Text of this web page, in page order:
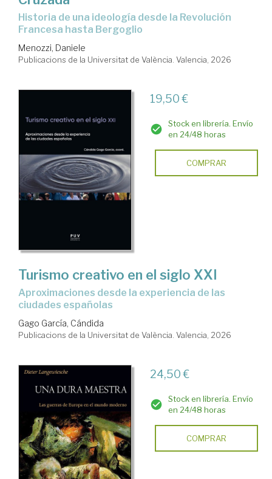
Historia de una ideología desde la Revolución
Francesa hasta Bergoglio
Menozzi, Daniele
Publicacions de la Universitat de València. Valencia, 2026
19,50 €
Stock en librería. Envío
en 24/48 horas
COMPRAR
Turismo creativo en el siglo XXI
Aproximaciones desde la experiencia de las
ciudades españolas
Gago García, Cándida
Publicacions de la Universitat de València. Valencia, 2026
24,50 €
Stock en librería. Envío
en 24/48 horas
COMPRAR